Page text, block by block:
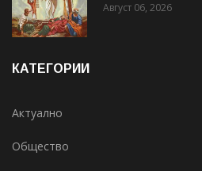
Август 06, 2026
КАТЕГОРИИ
Актуално
Общество